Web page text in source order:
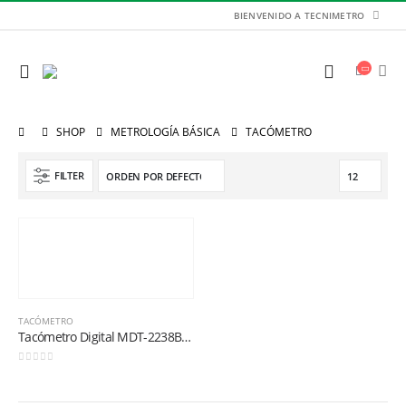
BIENVENIDO A TECNIMETRO
SHOP METROLOGÍA BÁSICA TACÓMETRO
FILTER
TACÓMETRO
Tacómetro Digital MDT-2238B Minipa